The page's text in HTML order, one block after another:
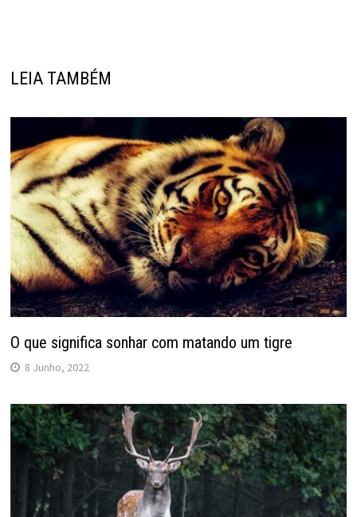
LEIA TAMBÉM
O que significa sonhar com matando um tigre
8 Junho, 2022